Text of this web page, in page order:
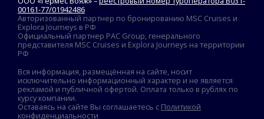
00161-77/01942486
Авторизованный партнер по бронированию MSC Cruises и
Explora Journeys в РФ
Официальный партнер PAC Group, генерального
представителя MSC Cruises и Explora Journeys на территории
РФ
Вся информация, размещённая на сайте, носит
исключительно информационный характер и не является
рекламой и публичной офертой. Оплата только в рублях по
курсу компании.
Оставаясь на сайте Вы соглашаетесь с Политикой
конфиденциальности